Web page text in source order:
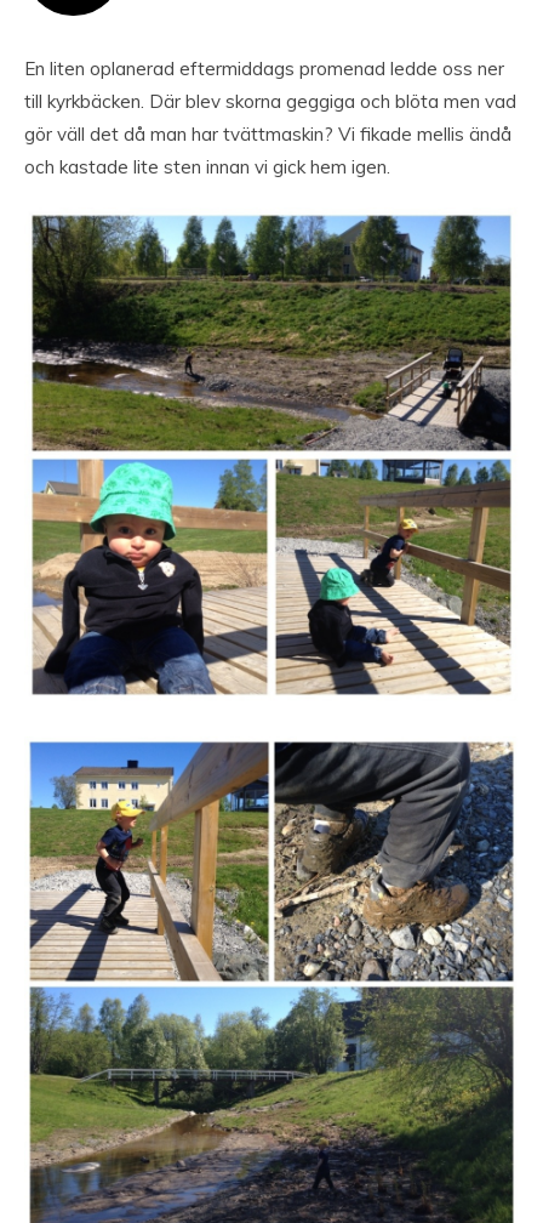
En liten oplanerad eftermiddags promenad ledde oss ner
till kyrkbäcken. Där blev skorna geggiga och blöta men vad
gör väll det då man har tvättmaskin? Vi fikade mellis ändå
och kastade lite sten innan vi gick hem igen.